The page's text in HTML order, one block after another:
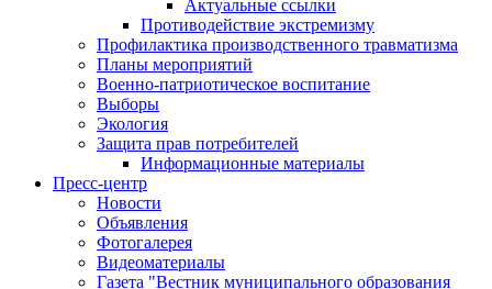
Актуальные ссылки
Противодействие экстремизму
Профилактика производственного травматизма
Планы мероприятий
Военно-патриотическое воспитание
Выборы
Экология
Защита прав потребителей
Информационные материалы
Пресс-центр
Новости
Объявления
Фотогалерея
Видеоматериалы
Газета "Вестник муниципального образования